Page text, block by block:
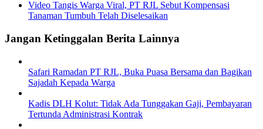
Video Tangis Warga Viral, PT RJL Sebut Kompensasi
Tanaman Tumbuh Telah Diselesaikan
Jangan Ketinggalan Berita Lainnya
Safari Ramadan PT RJL, Buka Puasa Bersama dan Bagikan
Sajadah Kepada Warga
Kadis DLH Kolut: Tidak Ada Tunggakan Gaji, Pembayaran
Tertunda Administrasi Kontrak